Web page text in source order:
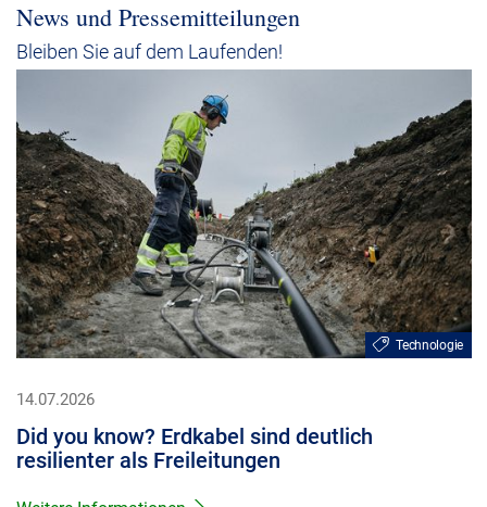
News und Pressemitteilungen
Bleiben Sie auf dem Laufenden!
Technologie
14.07.2026
Did you know? Erdkabel sind deutlich
resilienter als Freileitungen